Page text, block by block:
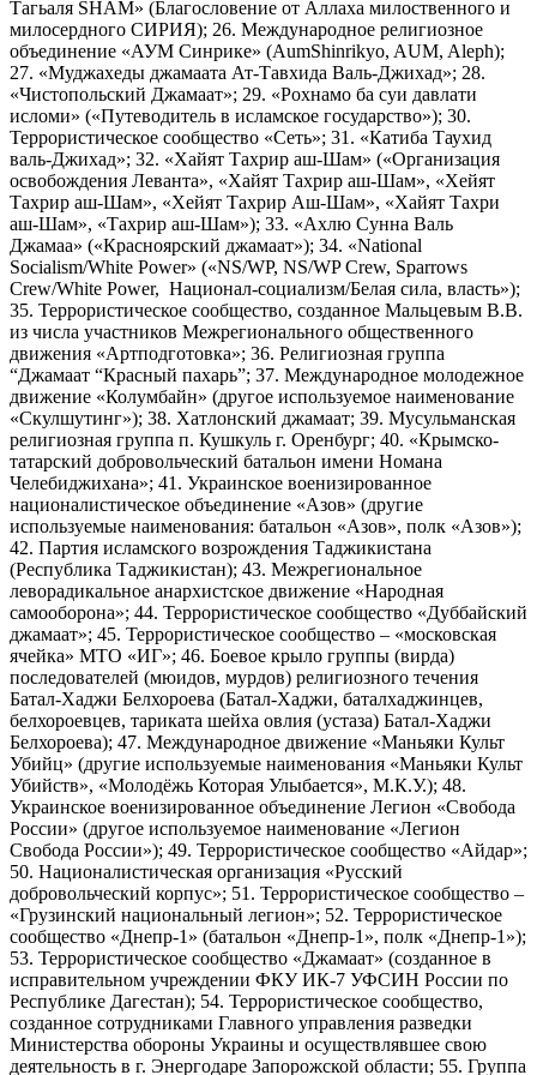
Тагьаля SHAM» (Благословение от Аллаха милоственного и
милосердного СИРИЯ); 26. Международное религиозное
объединение «АУМ Синрике» (AumShinrikyo, AUM, Aleph);
27. «Муджахеды джамаата Ат-Тавхида Валь-Джихад»; 28.
«Чистопольский Джамаат»; 29. «Рохнамо ба суи давлати
исломи» («Путеводитель в исламское государство»); 30.
Террористическое сообщество «Сеть»; 31. «Катиба Таухид
валь-Джихад»; 32. «Хайят Тахрир аш-Шам» («Организация
освобождения Леванта», «Хайят Тахрир аш-Шам», «Хейят
Тахрир аш-Шам», «Хейят Тахрир Аш-Шам», «Хайят Тахри
аш-Шам», «Тахрир аш-Шам»); 33. «Ахлю Сунна Валь
Джамаа» («Красноярский джамаат»); 34. «National
Socialism/White Power» («NS/WP, NS/WP Crew, Sparrows
Crew/White Power, Национал-социализм/Белая сила, власть»);
35. Террористическое сообщество, созданное Мальцевым В.В.
из числа участников Межрегионального общественного
движения «Артподготовка»; 36. Религиозная группа
“Джамаат “Красный пахарь”; 37. Международное молодежное
движение «Колумбайн» (другое используемое наименование
«Скулшутинг»); 38. Хатлонский джамаат; 39. Мусульманская
религиозная группа п. Кушкуль г. Оренбург; 40. «Крымско-
татарский добровольческий батальон имени Номана
Челебиджихана»; 41. Украинское военизированное
националистическое объединение «Азов» (другие
используемые наименования: батальон «Азов», полк «Азов»);
42. Партия исламского возрождения Таджикистана
(Республика Таджикистан); 43. Межрегиональное
леворадикальное анархистское движение «Народная
самооборона»; 44. Террористическое сообщество «Дуббайский
джамаат»; 45. Террористическое сообщество – «московская
ячейка» МТО «ИГ»; 46. Боевое крыло группы (вирда)
последователей (мюидов, мурдов) религиозного течения
Батал-Хаджи Белхороева (Батал-Хаджи, баталхаджинцев,
белхороевцев, тариката шейха овлия (устаза) Батал-Хаджи
Белхороева); 47. Международное движение «Маньяки Культ
Убийц» (другие используемые наименования «Маньяки Культ
Убийств», «Молодёжь Которая Улыбается», М.К.У.); 48.
Украинское военизированное объединение Легион «Свобода
России» (другое используемое наименование «Легион
Свобода России»); 49. Террористическое сообщество «Айдар»;
50. Националистическая организация «Русский
добровольческий корпус»; 51. Террористическое сообщество –
«Грузинский национальный легион»; 52. Террористическое
сообщество «Днепр-1» (батальон «Днепр-1», полк «Днепр-1»);
53. Террористическое сообщество «Джамаат» (созданное в
исправительном учреждении ФКУ ИК-7 УФСИН России по
Республике Дагестан); 54. Террористическое сообщество,
созданное сотрудниками Главного управления разведки
Министерства обороны Украины и осуществлявшее свою
деятельность в г. Энергодаре Запорожской области; 55. Группа